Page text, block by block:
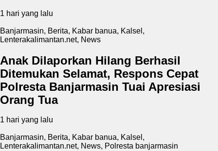
1 hari yang lalu
Banjarmasin, Berita, Kabar banua, Kalsel ,
Lenterakalimantan.net, News
Anak Dilaporkan Hilang Berhasil
Ditemukan Selamat, Respons Cepat
Polresta Banjarmasin Tuai Apresiasi
Orang Tua
1 hari yang lalu
Banjarmasin, Berita, Kabar banua, Kalsel ,
Lenterakalimantan.net, News, Polresta banjarmasin